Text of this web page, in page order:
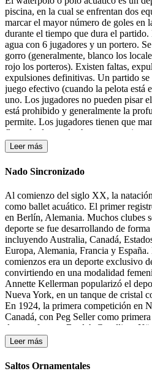
1908, se creo la Federación
estilo mariposa fue desarrollado en la
primer momento una variante del
aceptado como un estilo
piscina, en la cual se enfrentan dos
marcar el mayor número de goles en
durante el tiempo que dura el
agua con 6 jugadores y un portero.
gorro (generalmente, blanco los
rojo los porteros). Existen faltas,
expulsiones definitivas. Un partido
juego efectivo (cuando la pelota está
uno. Los jugadores no pueden pisar
está prohibido y generalmente la
permite. Los jugadores tienen que
flotando, lo que les hace consumir
30 segundos de posesión de la pelota
la portería contraria.
Leer más
Nado Sincronizado
Al comienzo del siglo XX, la
como ballet acuático. El primer
en Berlín, Alemania. Muchos clubes
deporte se fue desarrollando de
incluyendo Australia, Canadá,
Europa, Alemania, Francia y España.
comienzos era un deporte exclusivo
convirtiendo en una modalidad
Annette Kellerman popularizó el
Nueva York, en un tanque de cristal
En 1924, la primera competición en
Canadá, con Peg Seller como
deporte fueron: Beulah Gundling,
MacKellar, Teresa Anderson y Gail
competiciones de esos días todavía se
Durante los años 30 del siglo XX
competiciones en Alemania, Canadá
Leer más
Saltos Ornamentales